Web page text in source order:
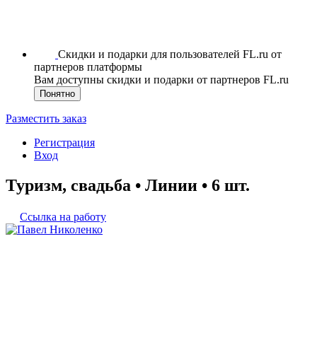
Скидки и подарки для пользователей FL.ru от
партнеров платформы
Вам доступны скидки и подарки от партнеров FL.ru
Понятно
Разместить заказ
Регистрация
Вход
Туризм, свадьба • Линии • 6 шт.
Ссылка на работу